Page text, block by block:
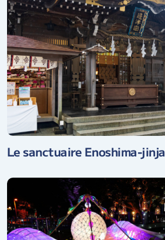
Le sanctuaire Enoshima-jinja